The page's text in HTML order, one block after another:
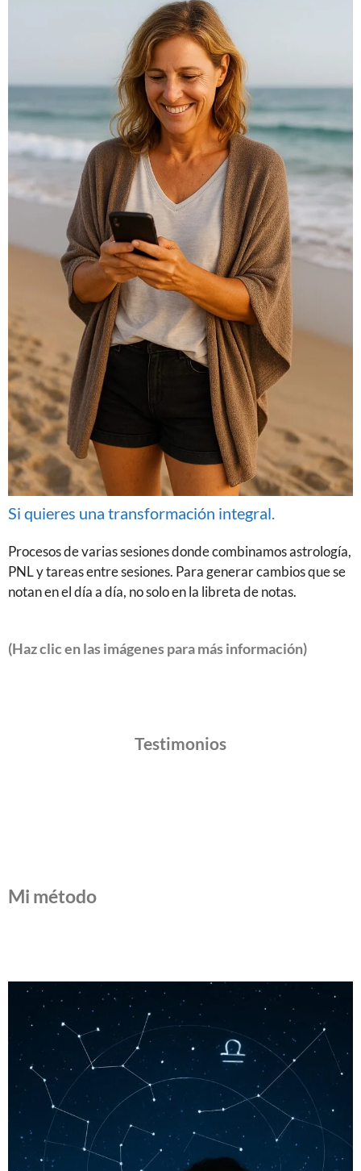
Si quieres una transformación integral.
Procesos de varias sesiones donde combinamos astrología,
PNL y tareas entre sesiones. Para generar cambios que se
notan en el día a día, no solo en la libreta de notas.
(Haz clic en las imágenes para más información)
Testimonios
Mi método